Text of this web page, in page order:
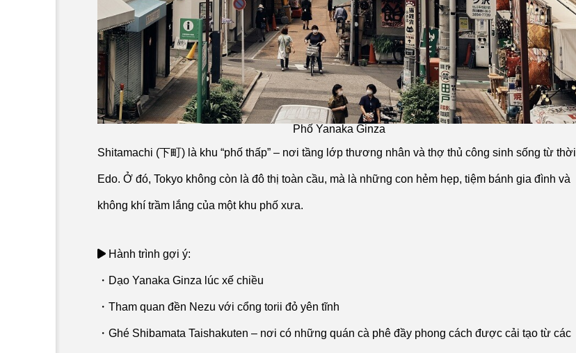
Phố Yanaka Ginza
Shitamachi (下町) là khu “phố thấp” – nơi tầng lớp thương nhân và thợ thủ công sinh sống từ thời
Edo. Ở đó, Tokyo không còn là đô thị toàn cầu, mà là những con hẻm hẹp, tiệm bánh gia đình và
không khí trầm lắng của một khu phố xưa.
Hành trình gợi ý:
・Dạo Yanaka Ginza lúc xế chiều
・Tham quan đền Nezu với cổng torii đỏ yên tĩnh
・Ghé Shibamata Taishakuten – nơi có những quán cà phê đầy phong cách được cải tạo từ các